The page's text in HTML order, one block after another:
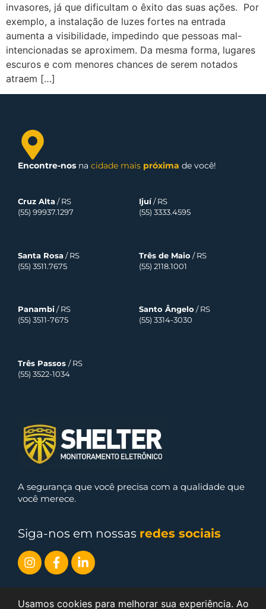
invasores, já que dificultam o êxito das suas ações. Por
exemplo, a instalação de luzes fortes na entrada
aumenta a visibilidade, impedindo que pessoas mal-
intencionadas se aproximem. Da mesma forma, lugares
escuros e com menores chances de serem notados
atraem […]
Encontre-nos na cidade mais próxima de você!
Cruz Alta/ RS
(55) 99937.1297
Ijuí/ RS
(55) 3333.4595
Santa Rosa/ RS
(55) 3511.7675
Três de Maio / RS
(55) 2118.1001
Panambi/ RS
(55) 3511-7675
Santo Ângelo / RS
(55) 3314-3030
Três Passos / RS
(55) 3522-1034
A segurança que você precisa com a qualidade que
você merece.
Siga-nos em nossas redes sociais
Usamos cookies para melhorar sua experiência. Ao